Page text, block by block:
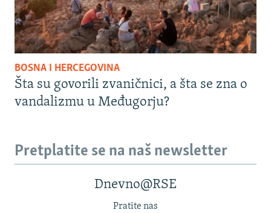
BOSNA I HERCEGOVINA
Šta su govorili zvaničnici, a šta se zna o
vandalizmu u Međugorju?
Pretplatite se na naš newsletter
Dnevno@RSE
Pratite nas